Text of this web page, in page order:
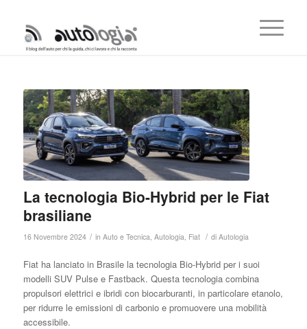
La tecnologia Bio-Hybrid per le Fiat
brasiliane
16 Novembre 2024 / in Auto e Tecnica Autologia Fiat / di Autologia
Fiat ha lanciato in Brasile la tecnologia Bio-Hybrid per i suoi
modelli SUV Pulse e Fastback. Questa tecnologia combina
propulsori elettrici e ibridi con biocarburanti, in particolare etanolo,
per ridurre le emissioni di carbonio e promuovere una mobilità
accessibile.